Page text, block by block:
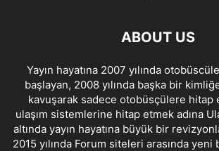
ABOUT US
Yayın hayatına 2007 yılında
başlayan, 2008 yılında başka bir
kavuşarak sadece otobüsçülere hitap
ulaşım sistemlerine hitap etmek adına
altında yayın hayatına büyük bir
2015 yılında Forum siteleri arasında